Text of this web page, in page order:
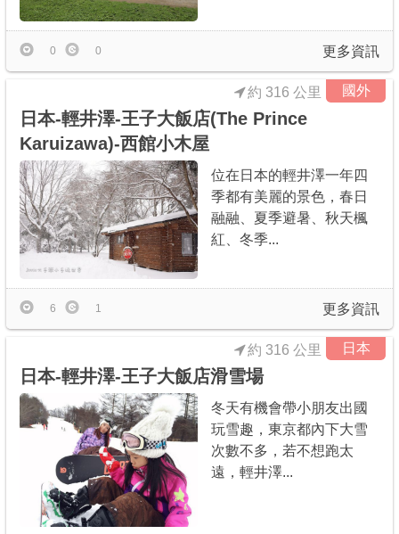
更多資訊
0 0
國外
日本-輕井澤-王子大飯店(The Prince
Karuizawa)-西館小木屋
約 316 公里
位在日本的輕井澤一年四
季都有美麗的景色，春日
融融、夏季避暑、秋天楓
紅、冬季...
更多資訊
6 1
日本
日本-輕井澤-王子大飯店滑雪場
約 316 公里
冬天有機會帶小朋友出國
玩雪趣，東京都內下大雪
次數不多，若不想跑太
遠，輕井澤...